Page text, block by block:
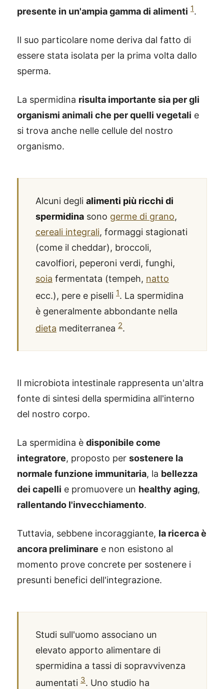
presente in un'ampia gamma di alimenti 1.
Il suo particolare nome deriva dal fatto di
essere stata isolata per la prima volta dallo
sperma.
La spermidina risulta importante sia per gli
organismi animali che per quelli vegetali e
si trova anche nelle cellule del nostro
organismo.
Alcuni degli alimenti più ricchi di
spermidina sono germe di grano,
cereali integrali, formaggi stagionati
(come il cheddar), broccoli,
cavolfiori, peperoni verdi, funghi,
soia fermentata (tempeh, natto
ecc.), pere e piselli 1. La spermidina
è generalmente abbondante nella
dieta mediterranea 2.
Il microbiota intestinale rappresenta un'altra
fonte di sintesi della spermidina all'interno
del nostro corpo.
La spermidina è disponibile come
integratore, proposto per sostenere la
normale funzione immunitaria, la bellezza
dei capelli e promuovere un healthy aging,
rallentando l'invecchiamento.
Tuttavia, sebbene incoraggiante, la ricerca è
ancora preliminare e non esistono al
momento prove concrete per sostenere i
presunti benefici dell'integrazione.
Studi sull'uomo associano un
elevato apporto alimentare di
spermidina a tassi di sopravvivenza
aumentati 3. Uno studio ha